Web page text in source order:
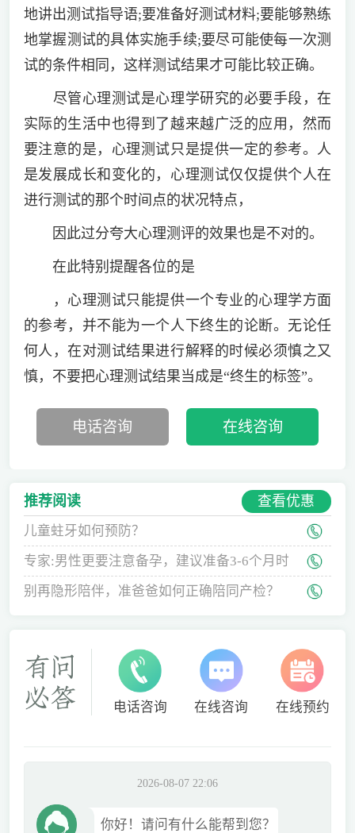
地讲出测试指导语;要准备好测试材料;要能够熟练
地掌握测试的具体实施手续;要尽可能使每一次测
试的条件相同，这样测试结果才可能比较正确。
尽管心理测试是心理学研究的必要手段，在
实际的生活中也得到了越来越广泛的应用，然而
要注意的是，心理测试只是提供一定的参考。人
是发展成长和变化的，心理测试仅仅提供个人在
进行测试的那个时间点的状况特点，
因此过分夸大心理测评的效果也是不对的。
在此特别提醒各位的是
，心理测试只能提供一个专业的心理学方面
的参考，并不能为一个人下终生的论断。无论任
何人，在对测试结果进行解释的时候必须慎之又
慎，不要把心理测试结果当成是“终生的标签”。
电话咨询 在线咨询
推荐阅读 查看优惠
儿童蛀牙如何预防？
专家:男性更要注意备孕，建议准备3-6个月时
间
别再隐形陪伴，准爸爸如何正确陪同产检？
电话咨询 在线咨询 在线预约
2026-08-07 22:06
你好！请问有什么能帮到您？